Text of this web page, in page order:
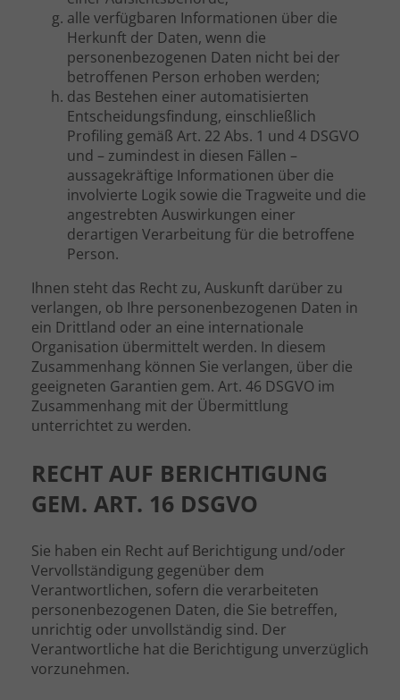
alle verfügbaren Informationen über die
Herkunft der Daten, wenn die
personenbezogenen Daten nicht bei der
betroffenen Person erhoben werden;
das Bestehen einer automatisierten
Entscheidungsfindung, einschließlich
Profiling gemäß Art. 22 Abs. 1 und 4 DSGVO
und – zumindest in diesen Fällen –
aussagekräftige Informationen über die
involvierte Logik sowie die Tragweite und die
angestrebten Auswirkungen einer
derartigen Verarbeitung für die betroffene
Person.
Ihnen steht das Recht zu, Auskunft darüber zu
verlangen, ob Ihre personenbezogenen Daten in
ein Drittland oder an eine internationale
Organisation übermittelt werden. In diesem
Zusammenhang können Sie verlangen, über die
geeigneten Garantien gem. Art. 46 DSGVO im
Zusammenhang mit der Übermittlung
unterrichtet zu werden.
RECHT AUF BERICHTIGUNG
GEM. ART. 16 DSGVO
Sie haben ein Recht auf Berichtigung und/oder
Vervollständigung gegenüber dem
Verantwortlichen, sofern die verarbeiteten
personenbezogenen Daten, die Sie betreffen,
unrichtig oder unvollständig sind. Der
Verantwortliche hat die Berichtigung unverzüglich
vorzunehmen.